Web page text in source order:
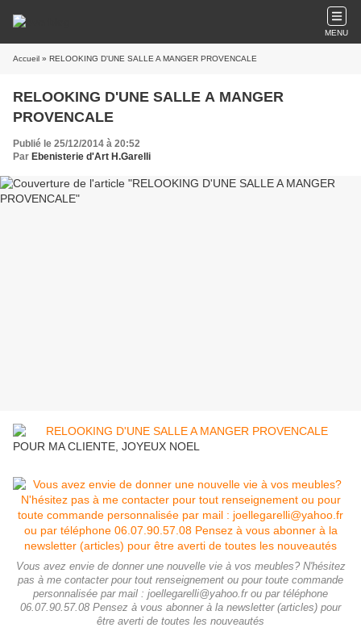
MENU
Accueil » RELOOKING D'UNE SALLE A MANGER PROVENCALE
RELOOKING D'UNE SALLE A MANGER
PROVENCALE
Publié le 25/12/2014 à 20:52
Par Ebenisterie d'Art H.Garelli
POUR MA CLIENTE, JOYEUX NOEL
Vous avez envie de donner une nouvelle vie à vos meubles? N'hésitez
pas à me contacter pour tout renseignement ou pour toute commande
personnalisée par mail : joellegarelli@yahoo.fr ou par téléphone
06.07.90.57.08 Pensez à vous abonner à la newsletter (articles) pour
être averti de toutes les nouveautés